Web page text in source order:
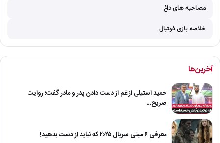
مصاحبه های داغ
خلاصه بازی فوتبال
آخرین‌ها
حمید استیلی از غم از دست دادن پدر و مادر گفت؛ روایت
صریح…
معرفی ۶ مینی سریال ۲۰۲۵ که نباید از دست بدهید!